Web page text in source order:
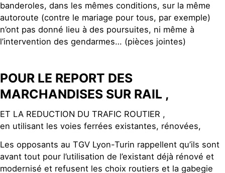
banderoles, dans les mêmes conditions, sur la même
autoroute (contre le mariage pour tous, par exemple)
n’ont pas donné lieu à des poursuites, ni même à
l’intervention des gendarmes… (pièces jointes)
POUR LE REPORT DES
MARCHANDISES SUR RAIL ,
ET LA REDUCTION DU TRAFIC ROUTIER ,
en utilisant les voies ferrées existantes, rénovées,
Les opposants au TGV Lyon-Turin rappellent qu’ils sont
avant tout pour l’utilisation de l’existant déjà rénové et
modernisé et refusent les choix routiers et la gabegie